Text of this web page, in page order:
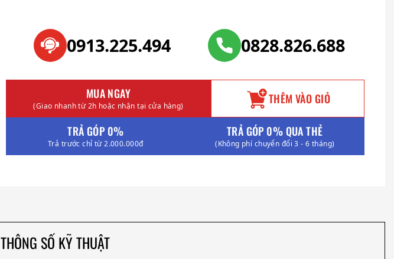
0913.225.494 0828.826.688
MUA NGAY
(Giao nhanh từ 2h hoặc nhận tại cửa hàng) THÊM VÀO GIỎ
TRẢ GÓP 0%
Trả trước chỉ từ 2.000.000đ
TRẢ GÓP 0% QUA THẺ
(Không phí chuyển đổi 3 - 6 tháng)
THÔNG SỐ KỸ THUẬT